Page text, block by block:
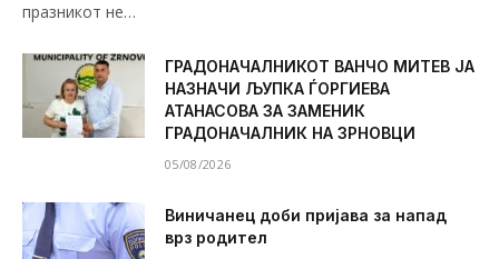
празникот не…
ГРАДОНАЧАЛНИКОТ ВАНЧО МИТЕВ ЈА
НАЗНАЧИ ЉУПКА ЃОРГИЕВА
АТАНАСОВА ЗА ЗАМЕНИК
ГРАДОНАЧАЛНИК НА ЗРНОВЦИ
05/08/2026
Виничанец доби пријава за напад
врз родител